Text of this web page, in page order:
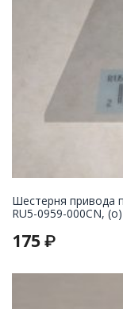
Шестерня привода
RU5-0959-000CN, (о)
175 ₽